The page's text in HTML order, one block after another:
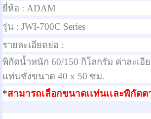
ยี่ห้อ : ADAM
รุ่น : JWI-700C Series
รายละเอียดย่อ :
พิกัดน้ำหนัก 60/150 กิโลกรัม ค่าละเอี
แท่นชั่งขนาด 40 x 50 ซม.
*สามารถเลือกขนาดเเท่นเเละพิกัดต